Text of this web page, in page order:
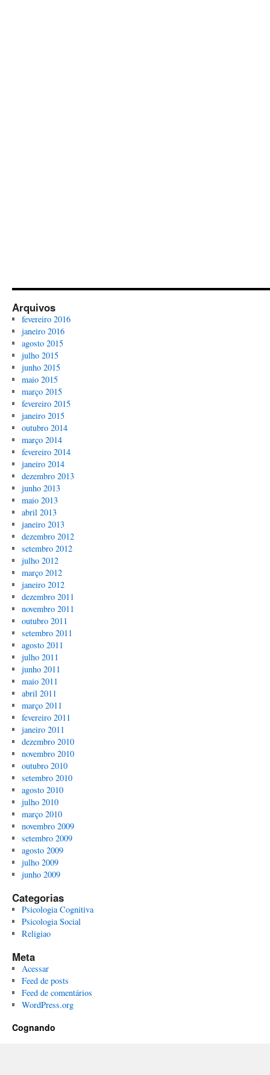
Arquivos
fevereiro 2016
janeiro 2016
agosto 2015
julho 2015
junho 2015
maio 2015
março 2015
fevereiro 2015
janeiro 2015
outubro 2014
março 2014
fevereiro 2014
janeiro 2014
dezembro 2013
junho 2013
maio 2013
abril 2013
janeiro 2013
dezembro 2012
setembro 2012
julho 2012
março 2012
janeiro 2012
dezembro 2011
novembro 2011
outubro 2011
setembro 2011
agosto 2011
julho 2011
junho 2011
maio 2011
abril 2011
março 2011
fevereiro 2011
janeiro 2011
dezembro 2010
novembro 2010
outubro 2010
setembro 2010
agosto 2010
julho 2010
março 2010
novembro 2009
setembro 2009
agosto 2009
julho 2009
junho 2009
Categorias
Psicologia Cognitiva
Psicologia Social
Religiao
Meta
Acessar
Feed de posts
Feed de comentários
WordPress.org
Cognando